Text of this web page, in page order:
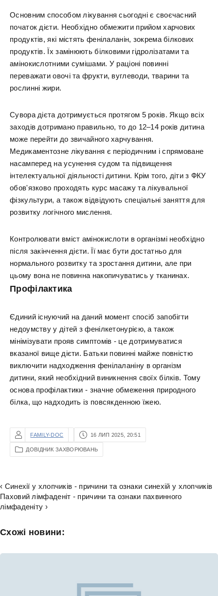
Основним способом лікування сьогодні є своєчасний
початок дієти. Необхідно обмежити прийом харчових
продуктів, які містять фенілаланін, зокрема білкових
продуктів. Їх замінюють білковими гідролізатами та
амінокислотними сумішами. У раціоні повинні
переважати овочі та фрукти, вуглеводи, тварини та
рослинні жири.
Сувора дієта дотримується протягом 5 років. Якщо всіх
заходів дотримано правильно, то до 12–14 років дитина
може перейти до звичайного харчування.
Медикаментозне лікування є періодичним і спрямоване
насамперед на усунення судом та підвищення
інтелектуальної діяльності дитини. Крім того, діти з ФКУ
обов'язково проходять курс масажу та лікувальної
фізкультури, а також відвідують спеціальні заняття для
розвитку логічного мислення.
Контролювати вміст амінокислоти в організмі необхідно
після закінчення дієти. Її має бути достатньо для
нормального розвитку та зростання дитини, але при
цьому вона не повинна накопичуватись у тканинах.
Профілактика
Єдиний існуючий на даний момент спосіб запобігти
недоумству у дітей з фенілкетонурією, а також
мінімізувати прояв симптомів - це дотримуватися
вказаної вище дієти. Батьки повинні майже повністю
виключити надходження фенілаланіну в організм
дитини, який необхідний виникнення своїх білків. Тому
основа профілактики - значне обмеження природного
білка, що надходить із повсякденною їжею.
FAMILY-DOC 16 ЛИП 2025, 20:51
ДОВІДНИК ЗАХВОРЮВАНЬ
‹ Синехії у хлопчиків - причини та ознаки синехій у хлопчиків
Паховий лімфаденіт - причини та ознаки пахвинного
лімфаденіту ›
Схожі новини: